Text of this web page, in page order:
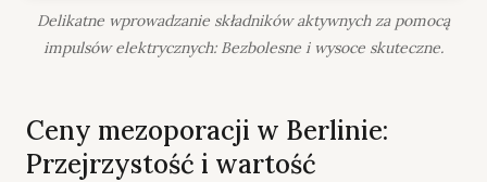
Delikatne wprowadzanie składników aktywnych za pomocą
impulsów elektrycznych: Bezbolesne i wysoce skuteczne.
Ceny mezoporacji w Berlinie:
Przejrzystość i wartość